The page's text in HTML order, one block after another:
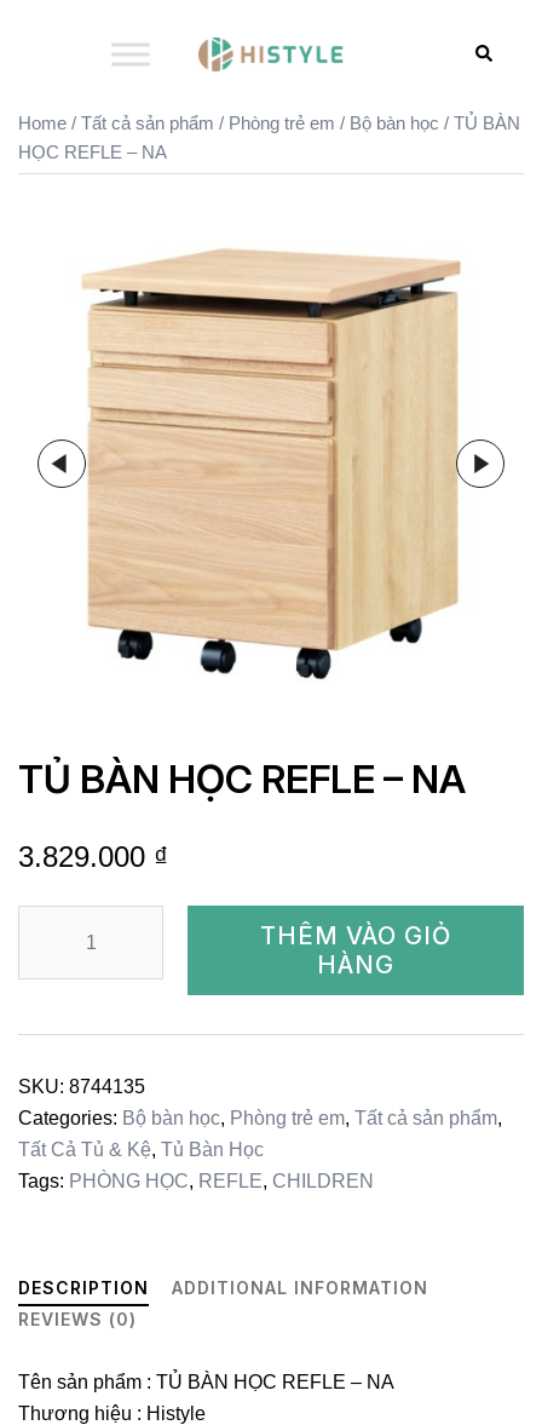
Search
Home / Tất cả sản phẩm / Phòng trẻ em / Bộ bàn học / TỦ BÀN
HỌC REFLE – NA
TỦ BÀN HỌC REFLE – NA
3.829.000 ₫
HỌC
NA
quantity
THÊM VÀO GIỎ
HÀNG
SKU: 8744135
Categories: Bộ bàn học, Phòng trẻ em, Tất cả sản phẩm,
Tất Cả Tủ & Kệ, Tủ Bàn Học
Tags: PHÒNG HỌC, REFLE, CHILDREN
DESCRIPTION
ADDITIONAL INFORMATION
REVIEWS (0)
Tên sản phẩm : TỦ BÀN HỌC REFLE – NA
Thương hiệu : Histyle